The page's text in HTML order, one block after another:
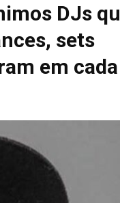
DJs
sets
em cada